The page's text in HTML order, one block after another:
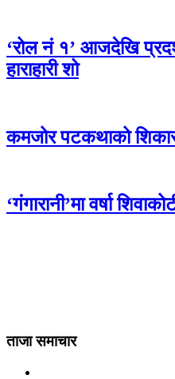
‘रोल नं १’ आजदेखि
हाराहारी शो
कमजोर पटकथाको
‘गंगारानी’मा वर्षा
ताजा समाचार